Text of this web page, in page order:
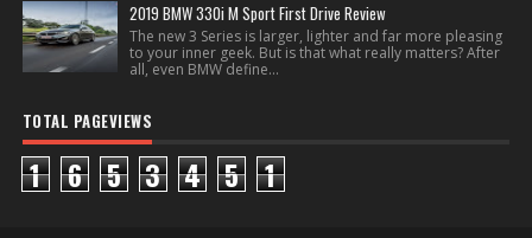
2019 BMW 330i M Sport First Drive Review
The new 3 Series is larger, lighter and far more pleasing
to your inner geek. But is that what really matters? After
all, even BMW define...
TOTAL PAGEVIEWS
1 6 5 3 4 5 1